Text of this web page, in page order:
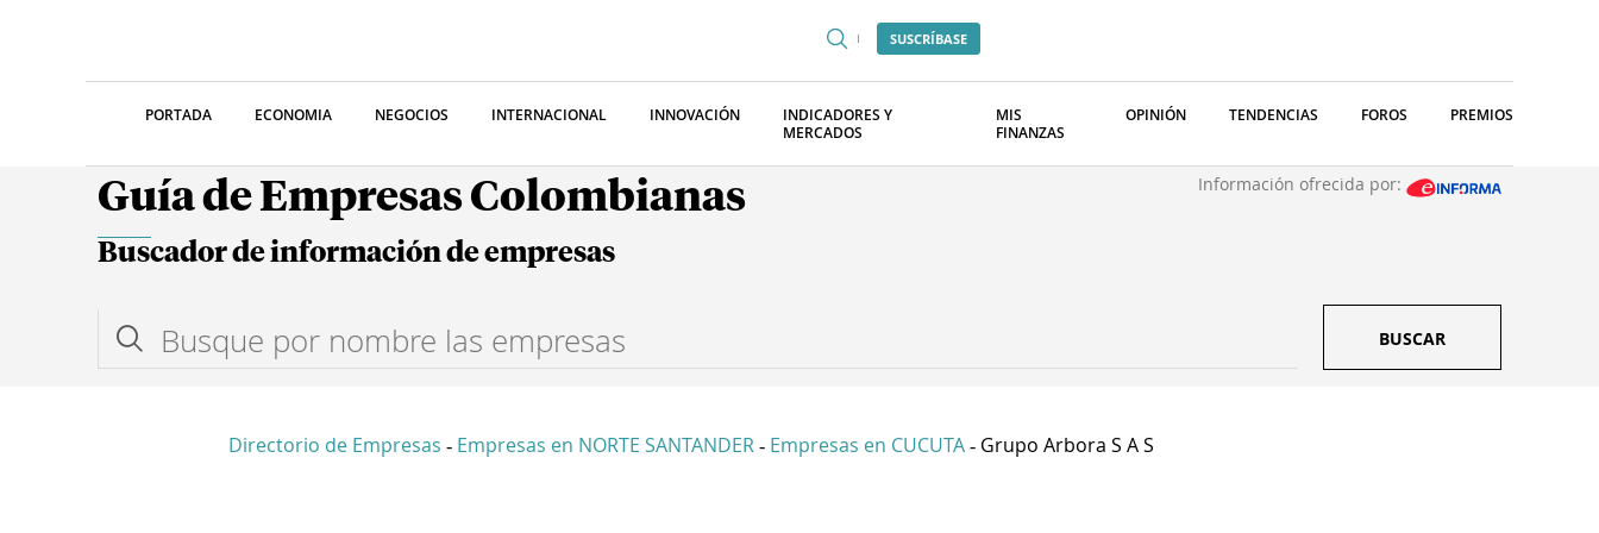
SUSCRÍBASE
PORTADA ECONOMIA NEGOCIOS INTERNACIONAL INNOVACIÓN
INDICADORES Y
MERCADOS
MIS
FINANZAS
OPINIÓN TENDENCIAS FOROS PREMIOS
Guía de Empresas Colombianas Información ofrecida por:
Buscador de información de empresas
BUSCAR
Directorio de Empresas - Empresas en NORTE SANTANDER - Empresas en CUCUTA - Grupo Arbora S A S